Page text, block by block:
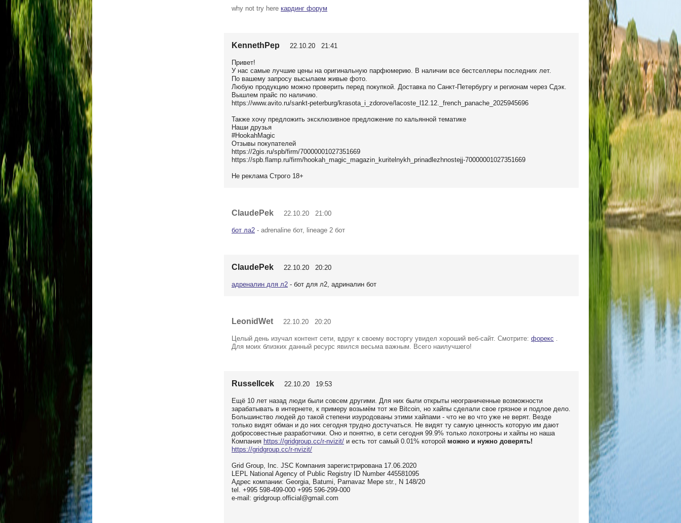
why not try here кардинг форум
KennethPep 22.10.20 21:41
Привет!
У нас самые лучшие цены на оригинальную парфюмерию. В наличии все бестселлеры последних лет.
По вашему запросу высылаем живые фото.
Любую продукцию можно проверить перед покупкой. Доставка по Санкт-Петербургу и регионам через Сдэк.
Вышлем прайс по наличию.
https://www.avito.ru/sankt-peterburg/krasota_i_zdorove/lacoste_l12.12._french_panache_2025945696
Также хочу предложить эксклюзивное предложение по кальянной тематике
Наши друзья
#HookahMagic
Отзывы покупателей
https://2gis.ru/spb/firm/70000001027351669
https://spb.flamp.ru/firm/hookah_magic_magazin_kuritelnykh_prinadlezhnostejj-70000001027351669
Не реклама Строго 18+
ClaudePek 22.10.20 21:00
бот ла2 - adrenaline бот, lineage 2 бот
ClaudePek 22.10.20 20:20
адреналин для л2 - бот для л2, адриналин бот
LeonidWet 22.10.20 20:20
Целый день изучал контент сети, вдруг к своему восторгу увидел хороший веб-сайт. Смотрите: форекс
Для моих близких данный ресурс явился весьма важным. Всего наилучшего!
Russellcek 22.10.20 19:53
Ещё 10 лет назад люди были совсем другими. Для них были открыты неограниченные возможности
зарабатывать в интернете, к примеру возьмём тот же Bitcoin, но хайпы сделали свое грязное и подлое дело.
Большинство людей до такой степени изуродованы этими хайпами - что не во что уже не верят. Везде
только видят обман и до них сегодня трудно достучаться. Не видят ту самую ценность которую им дают
добросовестные разработчики. Оно и понятно, в сети сегодня 99.9% только лохотроны и хайпы но наша
Компания https://gridgroup.cc/r-nvizit/ и есть тот самый 0.01% которой можно и нужно доверять!
https://gridgroup.cc/r-nvizit/
Grid Group, Inc. JSC Компания зарегистрирована 17.06.2020
LEPL National Agency of Public Registry ID Number 445581095
Адрес компании: Georgia, Batumi, Parnavaz Mepe str., N 148/20
tel. +995 598-499-000 +995 596-299-000
e-mail: gridgroup.official@gmail.com